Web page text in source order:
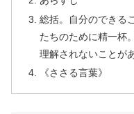
総括。自分のできる
たちのために精一杯
理解されないことが
《ささる言葉》